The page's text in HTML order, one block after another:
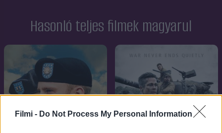
Filmi - Do Not Process My Personal Information
Hasonló teljes filmek magyarul